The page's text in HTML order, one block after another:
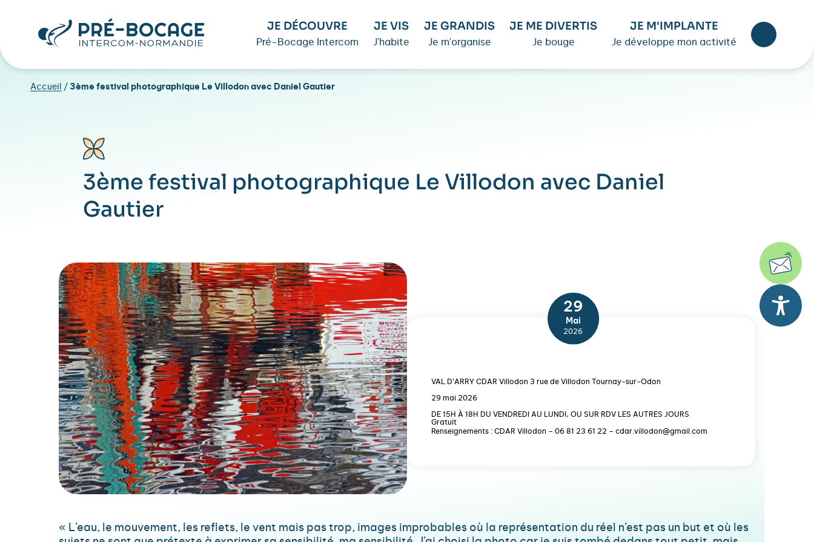
JE DÉCOUVRE
Pré-Bocage Intercom
JE VIS
J'habite
JE GRANDIS
Je m'organise
JE ME DIVERTIS
Je bouge
JE M'IMPLANTE
Je développe mon activité
Accueil / 3ème festival photographique Le Villodon avec Daniel Gautier
3ème festival photographique Le Villodon avec Daniel
Gautier
29
Mai
2026
VAL D’ARRY CDAR Villodon 3 rue de Villodon Tournay-sur-Odon
29 mai 2026
DE 15H À 18H DU VENDREDI AU LUNDI, OU SUR RDV LES AUTRES JOURS
Gratuit
Renseignements : CDAR Villodon – 06 81 23 61 22 – cdar.villodon@gmail.com
« L’eau, le mouvement, les reflets, le vent mais pas trop, images improbables où la représentation du réel n’est pas un but et où les